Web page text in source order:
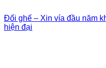
Đổi ghế – Xin vía đầu năm
hiện đại